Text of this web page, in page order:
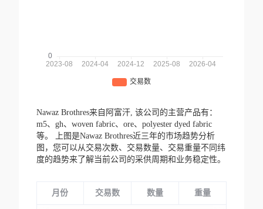
Nawaz Brothres来自阿富汗, 该公司的主营产品有：
m5、gh、woven fabric、ore、polyester dyed fabric
等。
上图是Nawaz Brothres近三年的市场趋势分析
图，您可以从交易次数、交易数量、交易重量不同纬
度的趋势来了解当前公司的采供周期和业务稳定性。
月份 交易数 数量 重量